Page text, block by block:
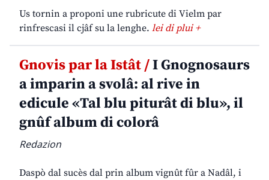
Us tornin a proponi une rubricute di Vielm par
rinfrescasi il cjâf su la lenghe. lei di plui +
Gnovis par la Istât /I Gnognosaurs
a imparin a svolâ: al rive in
edicule «Tal blu piturât di blu», il
gnûf album di colorâ
Redazion
Daspò dal sucès dal prin album vignût fûr a Nadâl, i